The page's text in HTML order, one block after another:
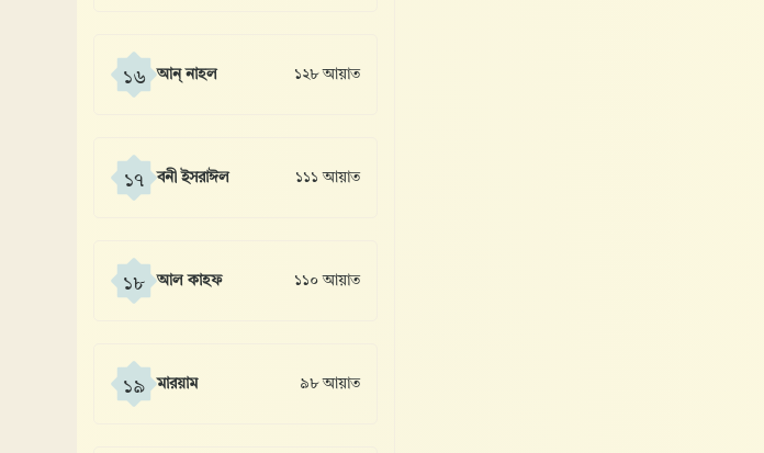
১৬ আন্ নাহল ১২৮ আয়াত
১৭ বনী ইসরাঈল ১১১ আয়াত
১৮ আল কাহফ ১১০ আয়াত
১৯ মারয়াম ৯৮ আয়াত